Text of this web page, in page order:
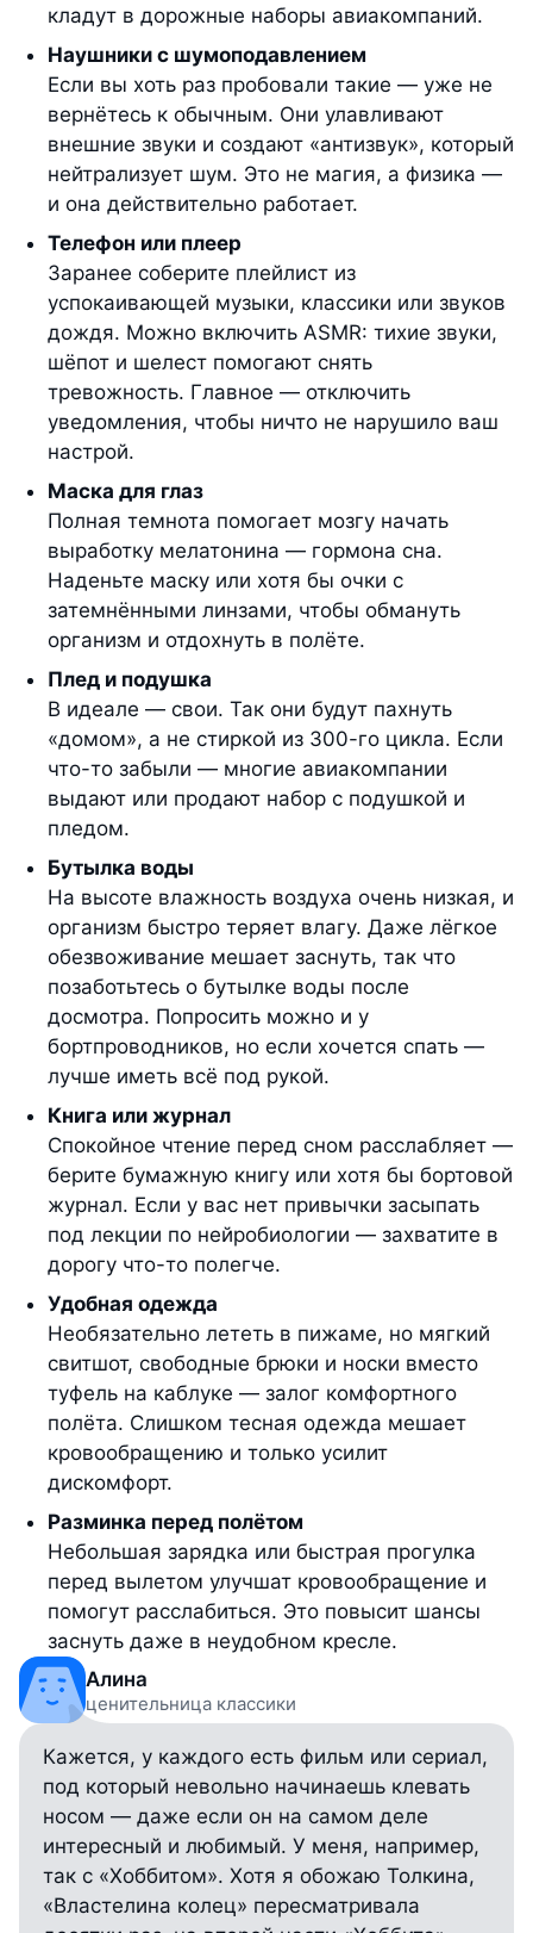
кладут в дорожные наборы авиакомпаний.
Наушники с шумоподавлением
Если вы хоть раз пробовали такие — уже не
вернётесь к обычным. Они улавливают
внешние звуки и создают «антизвук», который
нейтрализует шум. Это не магия, а физика —
и она действительно работает.
Телефон или плеер
Заранее соберите плейлист из
успокаивающей музыки, классики или звуков
дождя. Можно включить ASMR: тихие звуки,
шёпот и шелест помогают снять
тревожность. Главное — отключить
уведомления, чтобы ничто не нарушило ваш
настрой.
Маска для глаз
Полная темнота помогает мозгу начать
выработку мелатонина — гормона сна.
Наденьте маску или хотя бы очки с
затемнёнными линзами, чтобы обмануть
организм и отдохнуть в полёте.
Плед и подушка
В идеале — свои. Так они будут пахнуть
«домом», а не стиркой из 300-го цикла. Если
что-то забыли — многие авиакомпании
выдают или продают набор с подушкой и
пледом.
Бутылка воды
На высоте влажность воздуха очень низкая, и
организм быстро теряет влагу. Даже лёгкое
обезвоживание мешает заснуть, так что
позаботьтесь о бутылке воды после
досмотра. Попросить можно и у
бортпроводников, но если хочется спать —
лучше иметь всё под рукой.
Книга или журнал
Спокойное чтение перед сном расслабляет —
берите бумажную книгу или хотя бы бортовой
журнал. Если у вас нет привычки засыпать
под лекции по нейробиологии — захватите в
дорогу что-то полегче.
Удобная одежда
Необязательно лететь в пижаме, но мягкий
свитшот, свободные брюки и носки вместо
туфель на каблуке — залог комфортного
полёта. Слишком тесная одежда мешает
кровообращению и только усилит
дискомфорт.
Разминка перед полётом
Небольшая зарядка или быстрая прогулка
перед вылетом улучшат кровообращение и
помогут расслабиться. Это повысит шансы
заснуть даже в неудобном кресле.
Алина
ценительница классики
Кажется, у каждого есть фильм или сериал,
под который невольно начинаешь клевать
носом — даже если он на самом деле
интересный и любимый. У меня, например,
так с «Хоббитом». Хотя я обожаю Толкина,
«Властелина колец» пересматривала